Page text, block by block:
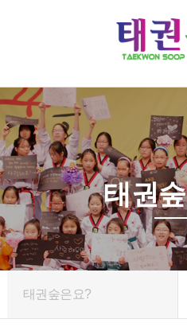
태권
태권숲은요?